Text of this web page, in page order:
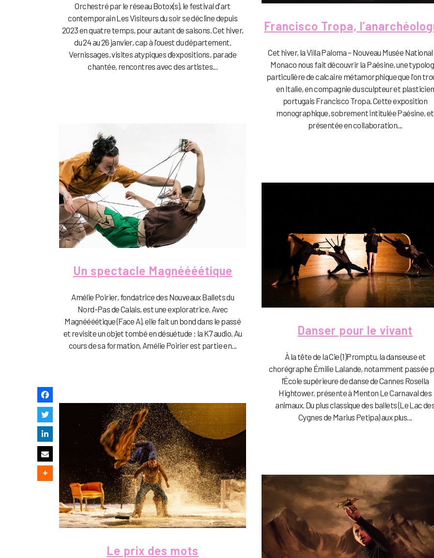
Orchestré par le réseau Botox(s), le festival d'art
contemporain Les Visiteurs du soir se décline depuis
2023 en quatre temps, pour autant de saisons. Cet hiver,
du 24 au 26 janvier, cap à l'ouest du département.
Vernissages, visites atypiques d’expositions, parade
chantée, rencontres avec des artistes...
Francisco Tropa,
Cet hiver, la Villa Paloma – Nouveau Musée
Monaco nous fait découvrir la Paésine, une
particulière de calcaire métamorphique que l'on
en Italie, en compagnie du sculpteur et plasticien
portugais Francisco Tropa. Cette exposition
monographique, sobrement intitulée Paésine, et
présentée en collaboration...
Un spectacle Magnéééétique
Amélie Poirier, fondatrice des Nouveaux Ballets du
Nord-Pas de Calais, est une exploratrice. Avec
Magnéééétique (Face A), elle fait un bond dans le passé
et revisite un objet tombé en désuétude : la K7 audio. Au
cours de sa formation, Amélie Poirier est partie en...
Danser pour le vivant
À la tête de la Cie (1)Promptu, la danseuse et
chorégraphe Émilie Lalande, notamment passée
l’École supérieure de danse de Cannes Rosella
Hightower, présente à Menton Le Carnaval des
animaux. Du plus classique des ballets (Le Lac
Cygnes de Marius Petipa) aux plus...
Le prix des mots